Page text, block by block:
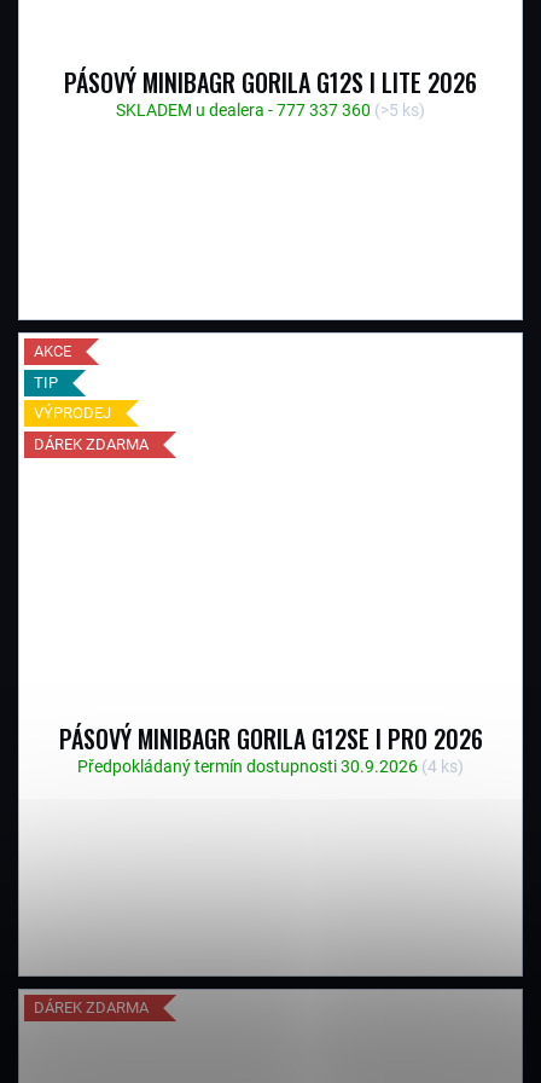
PÁSOVÝ MINIBAGR GORILA G12S I LITE 2026
SKLADEM u dealera - 777 337 360 (>5 ks)
AKCE
TIP
VÝPRODEJ
DÁREK ZDARMA
PÁSOVÝ MINIBAGR GORILA G12SE I PRO 2026
Předpokládaný termín dostupnosti 30.9.2026 (4 ks)
DÁREK ZDARMA